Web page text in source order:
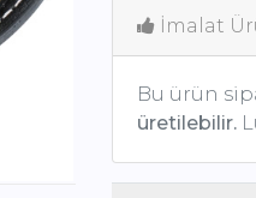
İmalat
Bu ürün
üretilebilir.